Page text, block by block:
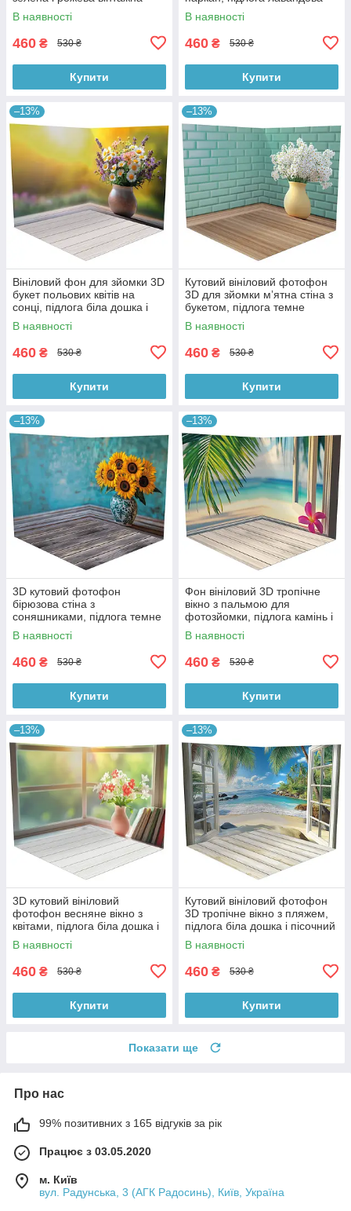
дошка, 50×50 см, №58615
В наявності
460 ₴ 530 ₴
Купити
дошка і дерево, 50×50 см,
№58616
В наявності
460 ₴ 530 ₴
Купити
–13%
Вініловий фон для зйомки 3D
букет польових квітів на
сонці, підлога біла дошка і
тепле дерево, 50×50 см,
№58617
В наявності
460 ₴ 530 ₴
Купити
–13%
Кутовий вініловий фотофон
3D для зйомки мʼятна стіна з
букетом, підлога темне
дерево, 50×50 см, №58620
В наявності
460 ₴ 530 ₴
Купити
–13%
3D кутовий фотофон
бірюзова стіна з
соняшниками, підлога темне
дерево і блакитні дошки,
50×50 см, №58628
В наявності
460 ₴ 530 ₴
Купити
–13%
Фон вініловий 3D тропічне
вікно з пальмою для
фотозйомки, підлога камінь і
біла дошка, 50×50 см,
№58629
В наявності
460 ₴ 530 ₴
Купити
–13%
3D кутовий вініловий
фотофон весняне вікно з
квітами, підлога біла дошка і
камінь, 50×50 см, №58638
В наявності
460 ₴ 530 ₴
Купити
–13%
Кутовий вініловий фотофон
3D тропічне вікно з пляжем,
підлога біла дошка і пісочний
камінь, 50×50 см, №58660
В наявності
460 ₴ 530 ₴
Купити
Показати ще
Про нас
99% позитивних з 165 відгуків за рік
Працює з 03.05.2020
м. Київ
вул. Радунська, 3 (АГК Радосинь), Київ, Україна